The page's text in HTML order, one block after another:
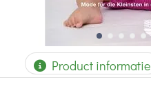
Product informatie